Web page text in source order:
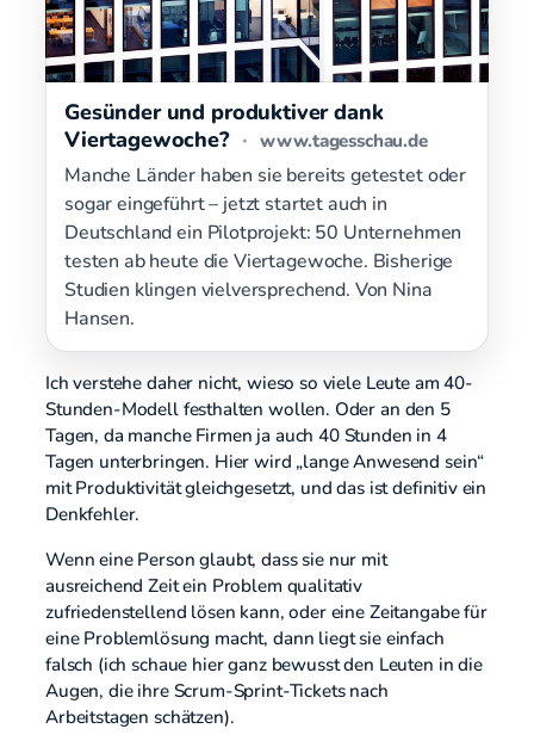
Gesünder und produktiver dank
Viertagewoche? · www.tagesschau.de
Manche Länder haben sie bereits getestet oder
sogar eingeführt – jetzt startet auch in
Deutschland ein Pilotprojekt: 50 Unternehmen
testen ab heute die Viertagewoche. Bisherige
Studien klingen vielversprechend. Von Nina
Hansen.
Ich verstehe daher nicht, wieso so viele Leute am 40-
Stunden-Modell festhalten wollen. Oder an den 5
Tagen, da manche Firmen ja auch 40 Stunden in 4
Tagen unterbringen. Hier wird „lange Anwesend sein“
mit Produktivität gleichgesetzt, und das ist definitiv ein
Denkfehler.
Wenn eine Person glaubt, dass sie nur mit
ausreichend Zeit ein Problem qualitativ
zufriedenstellend lösen kann, oder eine Zeitangabe für
eine Problemlösung macht, dann liegt sie einfach
falsch (ich schaue hier ganz bewusst den Leuten in die
Augen, die ihre Scrum-Sprint-Tickets nach
Arbeitstagen schätzen).